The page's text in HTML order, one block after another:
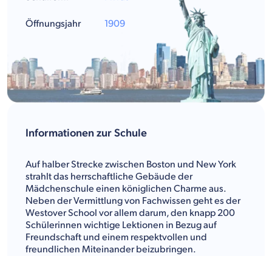
Informationen zur Schule
Auf halber Strecke zwischen Boston und New York
strahlt das herrschaftliche Gebäude der
Mädchenschule einen königlichen Charme aus.
Neben der Vermittlung von Fachwissen geht es der
Westover School vor allem darum, den knapp 200
Schülerinnen wichtige Lektionen in Bezug auf
Freundschaft und einem respektvollen und
freundlichen Miteinander beizubringen.
Öffnungsjahr 1909